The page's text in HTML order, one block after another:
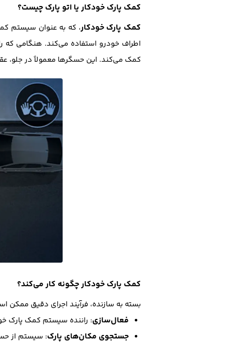
کمک پارک خودکار یا اتو پارک چیست؟
کمک پارک خودکار، که به عنوان سیستم
اطراف خودرو استفاده می‌کند. هنگامی که
کمک می‌کند. این حسگرها معمولاً در جلو،
کمک پارک خودکار چگونه کار می‌کند؟
بسته به سازنده، فرآیند اجرای دقیق ممکن
فعال‌سازی: راننده سیستم کمک پارک
جستجوی مکان‌های پارک: سیستم از